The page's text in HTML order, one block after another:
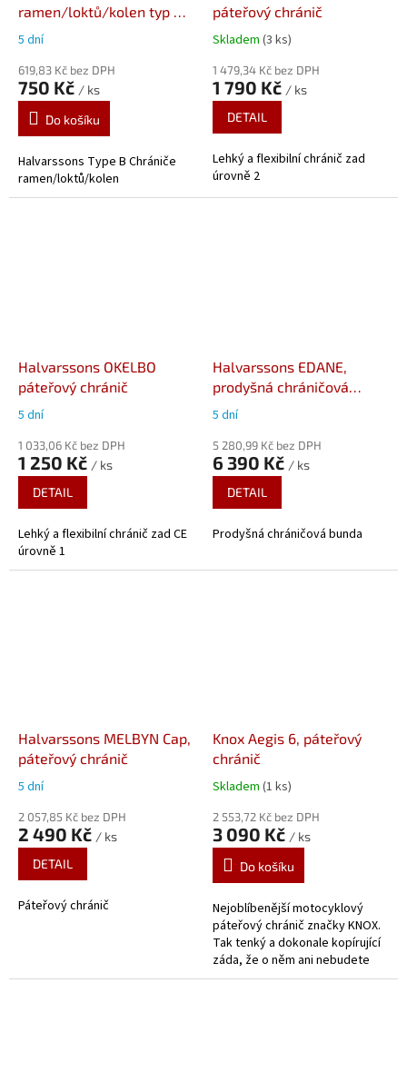
ramen/loktů/kolen typ B
Level 2
5 dní
619,83 Kč bez DPH
750 Kč / ks
Do košíku
Halvarssons Type B Chrániče
ramen/loktů/kolen
páteřový chránič
Skladem (3 ks)
1 479,34 Kč bez DPH
1 790 Kč / ks
DETAIL
Lehký a flexibilní chránič zad
úrovně 2
Halvarssons OKELBO
páteřový chránič
5 dní
1 033,06 Kč bez DPH
1 250 Kč / ks
DETAIL
Lehký a flexibilní chránič zad CE
úrovně 1
Halvarssons EDANE,
prodyšná chráničová
bunda, černá
5 dní
5 280,99 Kč bez DPH
6 390 Kč / ks
DETAIL
Prodyšná chráničová bunda
Halvarssons MELBYN Cap,
páteřový chránič
5 dní
2 057,85 Kč bez DPH
2 490 Kč / ks
DETAIL
Páteřový chránič
Knox Aegis 6, páteřový
chránič
Skladem (1 ks)
2 553,72 Kč bez DPH
3 090 Kč / ks
Do košíku
Nejoblíbenější motocyklový
páteřový chránič značky KNOX.
Tak tenký a dokonale kopírující
záda, že o něm ani nebudete
vědět! Naprostá volnost